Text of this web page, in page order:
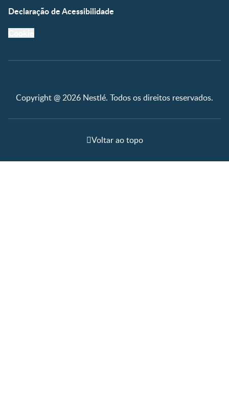
Declaração de Acessibilidade
Copyright @ 2026 Nestlé. Todos os direitos reservados.
Voltar ao topo